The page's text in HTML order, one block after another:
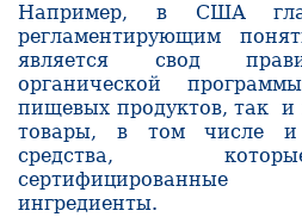
Например, вСША
регламентирующим
является свод
органической
пищевых продуктов, так и
товары, в том числе и
средства,
ингредиенты.